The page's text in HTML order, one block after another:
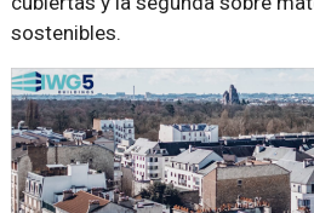
sostenibles.